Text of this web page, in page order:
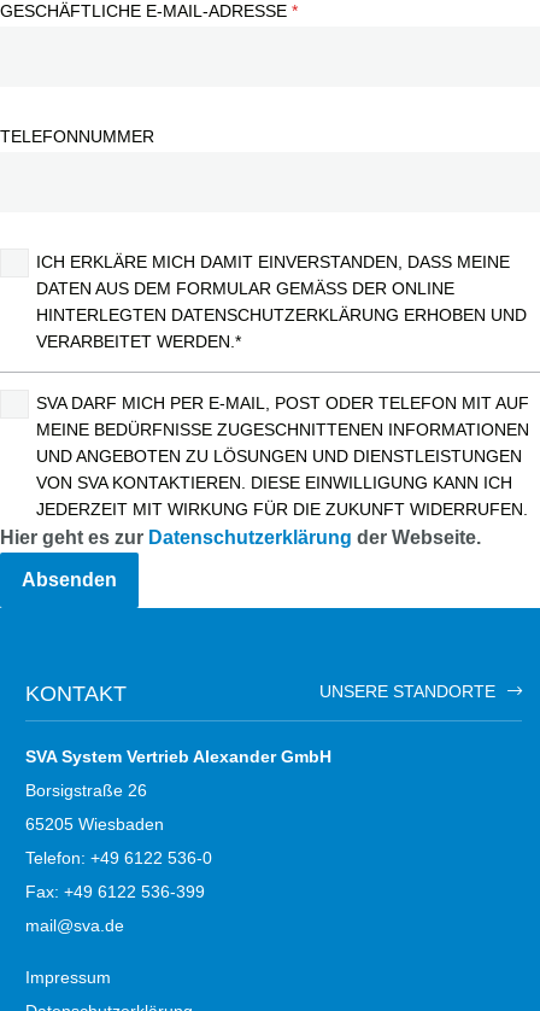
GESCHÄFTLICHE E-MAIL-ADRESSE
TELEFONNUMMER
ICH ERKLÄRE MICH DAMIT EINVERSTANDEN, DASS MEINE
DATEN AUS DEM FORMULAR GEMÄSS DER ONLINE H
INTERLEGTEN DATENSCHUTZERKLÄRUNG ERHOBEN UND V
ERARBEITET WERDEN.*
SVA DARF MICH PER E-MAIL, POST ODER TELEFON MIT AUF
MEINE BEDÜRFNISSE ZUGESCHNITTENEN INFORMATIONEN
UND ANGEBOTEN ZU LÖSUNGEN UND DIENSTLEISTUNGEN
VON SVA KONTAKTIEREN. DIESE EINWILLIGUNG KANN ICH
JEDERZEIT MIT WIRKUNG FÜR DIE ZUKUNFT WIDERRUFEN.
Hier geht es zur Datenschutzerklärung der Webseite.
KONTAKT UNSERE STANDORTE
SVA System Vertrieb Alexander GmbH
Borsigstraße 26
65205 Wiesbaden
Telefon: +49 6122 536-0
Fax: +49 6122 536-399
mail@sva.de
Impressum